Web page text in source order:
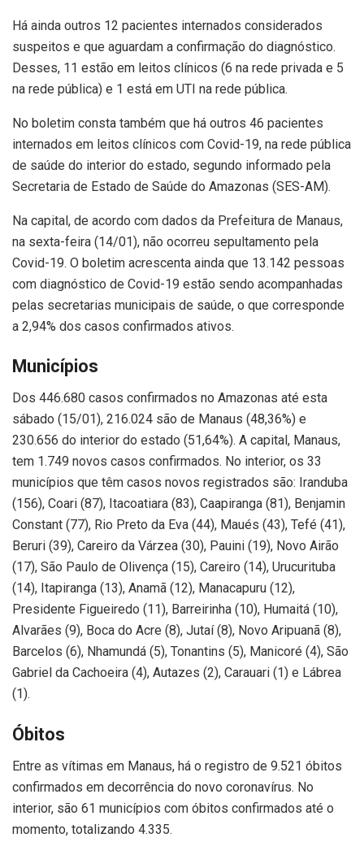
Há ainda outros 12 pacientes internados considerados
suspeitos e que aguardam a confirmação do diagnóstico.
Desses, 11 estão em leitos clínicos (6 na rede privada e 5
na rede pública) e 1 está em UTI na rede pública.
No boletim consta também que há outros 46 pacientes
internados em leitos clínicos com Covid-19, na rede pública
de saúde do interior do estado, segundo informado pela
Secretaria de Estado de Saúde do Amazonas (SES-AM).
Na capital, de acordo com dados da Prefeitura de Manaus,
na sexta-feira (14/01), não ocorreu sepultamento pela
Covid-19. O boletim acrescenta ainda que 13.142 pessoas
com diagnóstico de Covid-19 estão sendo acompanhadas
pelas secretarias municipais de saúde, o que corresponde
a 2,94% dos casos confirmados ativos.
Municípios
Dos 446.680 casos confirmados no Amazonas até esta
sábado (15/01), 216.024 são de Manaus (48,36%) e
230.656 do interior do estado (51,64%). A capital, Manaus,
tem 1.749 novos casos confirmados. No interior, os 33
municípios que têm casos novos registrados são: Iranduba
(156), Coari (87), Itacoatiara (83), Caapiranga (81), Benjamin
Constant (77), Rio Preto da Eva (44), Maués (43), Tefé (41),
Beruri (39), Careiro da Várzea (30), Pauini (19), Novo Airão
(17), São Paulo de Olivença (15), Careiro (14), Urucurituba
(14), Itapiranga (13), Anamã (12), Manacapuru (12),
Presidente Figueiredo (11), Barreirinha (10), Humaitá (10),
Alvarães (9), Boca do Acre (8), Jutaí (8), Novo Aripuanã (8),
Barcelos (6), Nhamundá (5), Tonantins (5), Manicoré (4), São
Gabriel da Cachoeira (4), Autazes (2), Carauari (1) e Lábrea
(1).
Óbitos
Entre as vítimas em Manaus, há o registro de 9.521 óbitos
confirmados em decorrência do novo coronavírus. No
interior, são 61 municípios com óbitos confirmados até o
momento, totalizando 4.335.